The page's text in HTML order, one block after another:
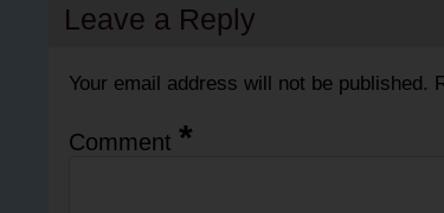
Leave a Reply
Your email address will not be published.
Comment *